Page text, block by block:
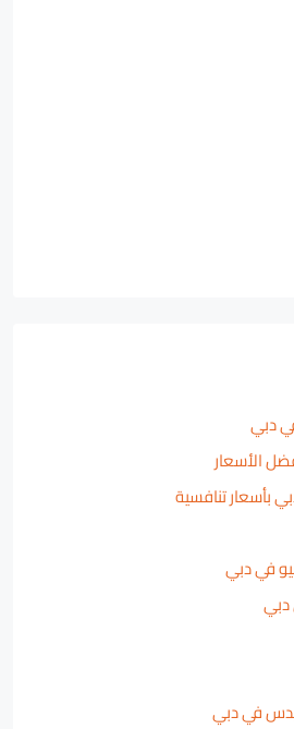
دبي
الأسعار
بأسعار تنافسية
في دبي
دبي
في دبي